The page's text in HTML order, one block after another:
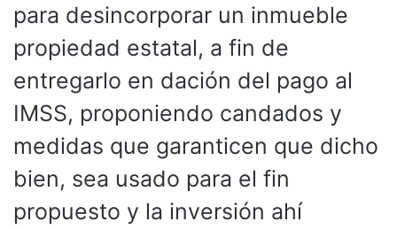
para desincorporar un inmueble
propiedad estatal, a fin de
entregarlo en dación del pago al
IMSS, proponiendo candados y
medidas que garanticen que dicho
bien, sea usado para el fin
propuesto y la inversión ahí